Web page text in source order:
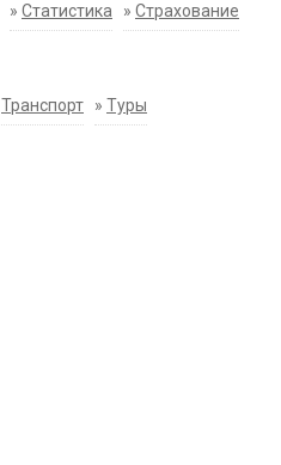
» Статистика » Страхование
Транспорт » Туры